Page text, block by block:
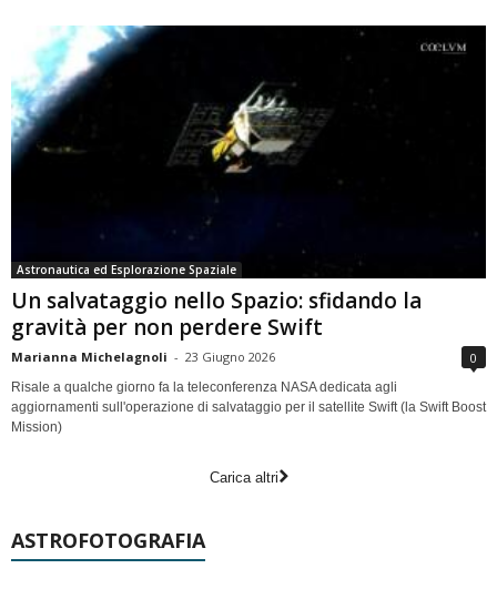
Astronautica ed Esplorazione Spaziale
Un salvataggio nello Spazio: sfidando la
gravità per non perdere Swift
Marianna Michelagnoli - 23 Giugno 2026 0
Risale a qualche giorno fa la teleconferenza NASA dedicata agli
aggiornamenti sull'operazione di salvataggio per il satellite Swift (la Swift Boost
Mission)
Carica altri
ASTROFOTOGRAFIA